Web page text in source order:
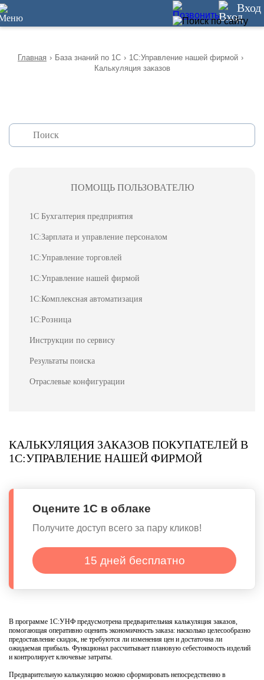
12 Вход
Главная › База знаний по 1С › 1С:Управление нашей фирмой ›
Калькуляция заказов
ПОМОЩЬ ПОЛЬЗОВАТЕЛЮ
1С Бухгалтерия предприятия
1С:Зарплата и управление персоналом
1С:Управление торговлей
1С:Управление нашей фирмой
1С:Комплексная автоматизация
1С:Розница
Инструкции по сервису
Результаты поиска
Отраслевые конфигурации
КАЛЬКУЛЯЦИЯ ЗАКАЗОВ ПОКУПАТЕЛЕЙ В
1С:УПРАВЛЕНИЕ НАШЕЙ ФИРМОЙ
Оцените 1С в облаке
Получите доступ всего за пару кликов!
15 дней бесплатно
В программе 1С:УНФ предусмотрена предварительная калькуляция заказов,
помогающая оперативно оценить экономичность заказа: насколько целесообразно
предоставление скидок, не требуются ли изменения цен и достаточна ли
ожидаемая прибыль. Функционал рассчитывает плановую себестоимость изделий
и контролирует ключевые затраты.
Предварительную калькуляцию можно сформировать непосредственно в